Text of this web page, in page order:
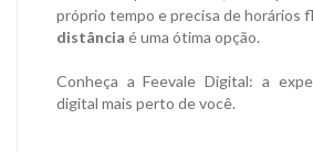
próprio tempo e precisa de horários
distância é uma ótima opção.
Conheça a Feevale Digital: a
digital mais perto de você.